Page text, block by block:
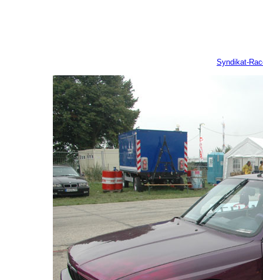
Syndikat-